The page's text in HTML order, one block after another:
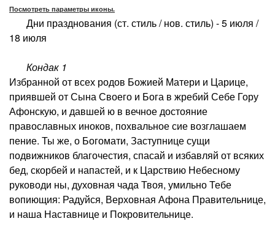
Посмотреть параметры иконы.
Дни празднования (ст. стиль / нов. стиль) - 5 июля /
18 июля
Кондак 1
Избранной от всех родов Божией Матери и Царице,
приявшей от Сына Своего и Бога в жребий Себе Гору
Афонскую, и давшей ю в вечное достояние
православных иноков, похвальное сие возглашаем
пение. Ты же, о Богомати, Заступнице сущи
подвижников благочестия, спасай и избавляй от всяких
бед, скорбей и напастей, и к Царствию Небесному
руководи ны, духовная чада Твоя, умильно Тебе
вопиющия: Радуйся, Верховная Афона Правительнице,
и наша Наставнице и Покровительнице.